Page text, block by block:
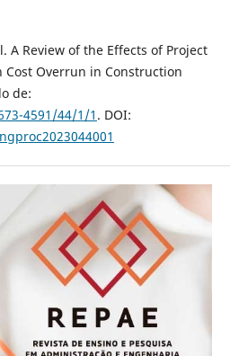
A Review of the Effects of Project
Cost Overrun in Construction
de:
4591/44/1/1 . DOI: